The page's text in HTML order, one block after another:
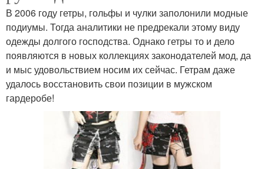
В 2006 году гетры, гольфы и чулки заполонили модные
подиумы. Тогда аналитики не предрекали этому виду
одежды долгого господства. Однако гетры то и дело
появляются в новых коллекциях законодателей мод, да
и мыс удовольствием носим их сейчас. Гетрам даже
удалось восстановить свои позиции в мужском
гардеробе!